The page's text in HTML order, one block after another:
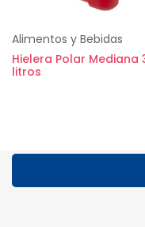
Alimentos y Bebidas
Hielera Polar Mediana
litros